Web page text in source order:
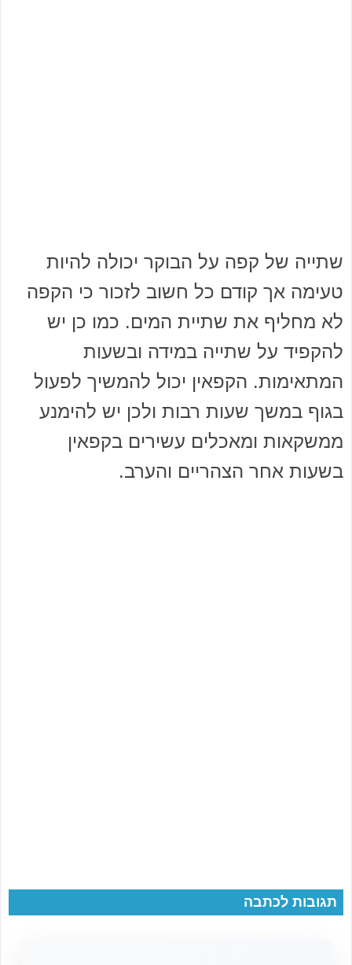
שתייה של קפה על הבוקר יכולה להיות
טעימה אך קודם כל חשוב לזכור כי הקפה
לא מחליף את שתיית המים. כמו כן יש
להקפיד על שתייה במידה ובשעות
המתאימות. הקפאין יכול להמשיך לפעול
בגוף במשך שעות רבות ולכן יש להימנע
ממשקאות ומאכלים עשירים בקפאין
בשעות אחר הצהריים והערב.
תגובות לכתבה